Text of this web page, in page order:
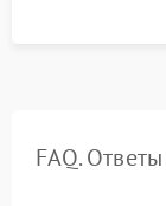
FAQ.